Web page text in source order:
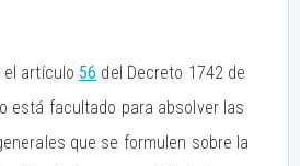
artículo 56 del Decreto 1742 de
está facultado para absolver las
que se formulen sobre la